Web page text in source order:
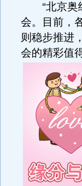
“北京奥组
会。目前，
则稳步推进
会的精彩值